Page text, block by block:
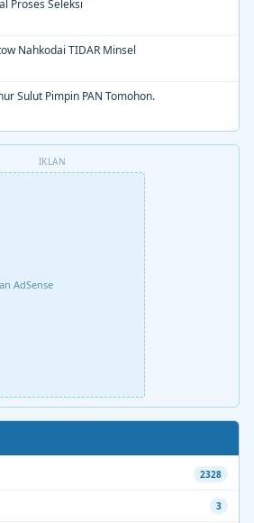
Proses Seleksi
Nahkodai TIDAR Minsel
Sulut Pimpin PAN Tomohon.
IKLAN
AdSense
2328
3